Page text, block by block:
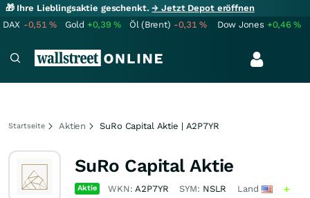
🎁 Ihre Lieblingsaktie geschenkt.→ Jetzt Depot eröffnen
DAX -0,51% Gold +0,39% Öl (Brent) -0,31% Dow Jones +0,46%
Startseite Aktien SuRo Capital Aktie | A2P7YR
SuRo Capital Aktie
Aktie WKN:A2P7YR SYM: NSLR Land